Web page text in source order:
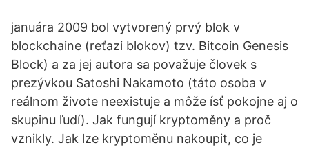
januára 2009 bol vytvorený prvý blok v
blockchaine (reťazi blokov) tzv. Bitcoin Genesis
Block) a za jej autora sa považuje človek s
prezývkou Satoshi Nakamoto (táto osoba v
reálnom živote neexistuje a môže ísť pokojne aj o
skupinu ľudí). Jak fungují kryptoměny a proč
vznikly. Jak lze kryptoměnu nakoupit, co je